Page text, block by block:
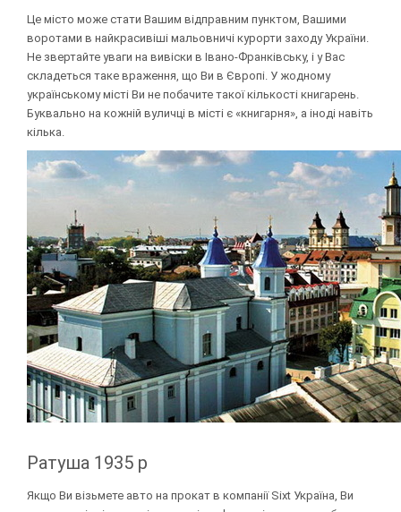
Це місто може стати Вашим відправним пунктом, Вашими
воротами в найкрасивіші мальовничі курорти заходу України.
Не звертайте уваги на вивіски в Івано-Франківську, і у Вас
складеться таке враження, що Ви в Європі. У жодному
українському місті Ви не побачите такої кількості книгарень.
Буквально на кожній вуличці в місті є «книгарня», а іноді навіть
кілька.
Ратуша 1935 р
Якщо Ви візьмете авто на прокат в компанії Sixt Україна, Ви